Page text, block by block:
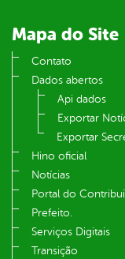
Mapa do Site
Contato
Dados abertos
Api dados
Exportar
Exportar
Hino oficial
Notícias
Portal do
Prefeito.
Serviços Digitais
Transição